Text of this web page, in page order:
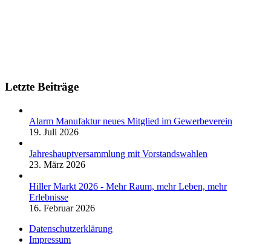
Letzte Beiträge
Alarm Manufaktur neues Mitglied im Gewerbeverein
19. Juli 2026
Jahreshauptversammlung mit Vorstandswahlen
23. März 2026
Hiller Markt 2026 - Mehr Raum, mehr Leben, mehr
Erlebnisse
16. Februar 2026
Datenschutzerklärung
Impressum